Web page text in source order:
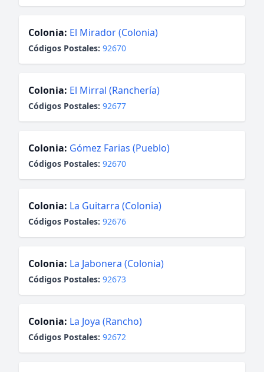
Colonia: El Mirador (Colonia)
Códigos Postales: 92670
Colonia: El Mirral (Ranchería)
Códigos Postales: 92677
Colonia: Gómez Farias (Pueblo)
Códigos Postales: 92670
Colonia: La Guitarra (Colonia)
Códigos Postales: 92676
Colonia: La Jabonera (Colonia)
Códigos Postales: 92673
Colonia: La Joya (Rancho)
Códigos Postales: 92672